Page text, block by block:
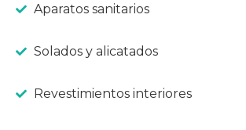
Aparatos sanitarios
Solados y alicatados
Revestimientos interiores